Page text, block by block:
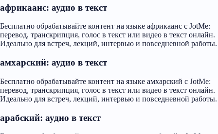
африкаанс: аудио в текст
Бесплатно обрабатывайте контент на языке африкаанс с JotMe:
перевод, транскрипция, голос в текст или видео в текст онлайн.
Идеально для встреч, лекций, интервью и повседневной работы.
амхарский: аудио в текст
Бесплатно обрабатывайте контент на языке амхарский с JotMe:
перевод, транскрипция, голос в текст или видео в текст онлайн.
Идеально для встреч, лекций, интервью и повседневной работы.
арабский: аудио в текст